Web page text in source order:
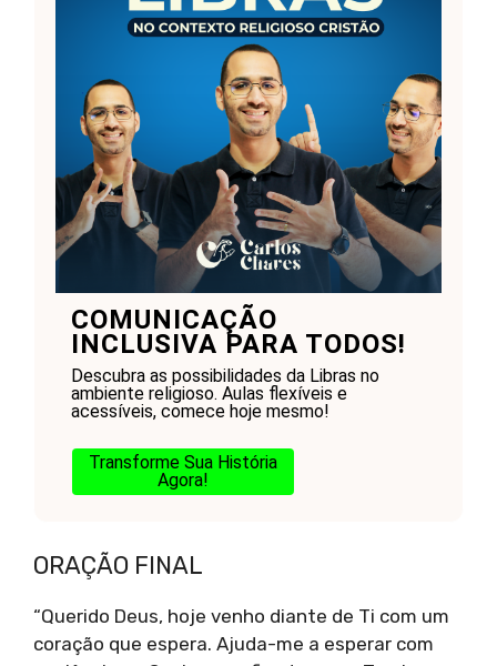
COMUNICAÇÃO
INCLUSIVA PARA TODOS!
Descubra as possibilidades da Libras no
ambiente religioso. Aulas flexíveis e
acessíveis, comece hoje mesmo!
Transforme Sua História
Agora!
ORAÇÃO FINAL
“Querido Deus, hoje venho diante de Ti com um
coração que espera. Ajuda-me a esperar com